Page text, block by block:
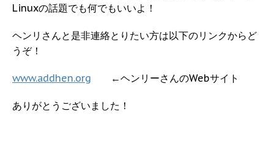
Linuxの話題でも何でもいいよ！
ヘンリさんと是非連絡とりたい方は以下のリンクからど
うぞ！
www.addhen.org ←ヘンリーさんのWebサイト
ありがとうございました！